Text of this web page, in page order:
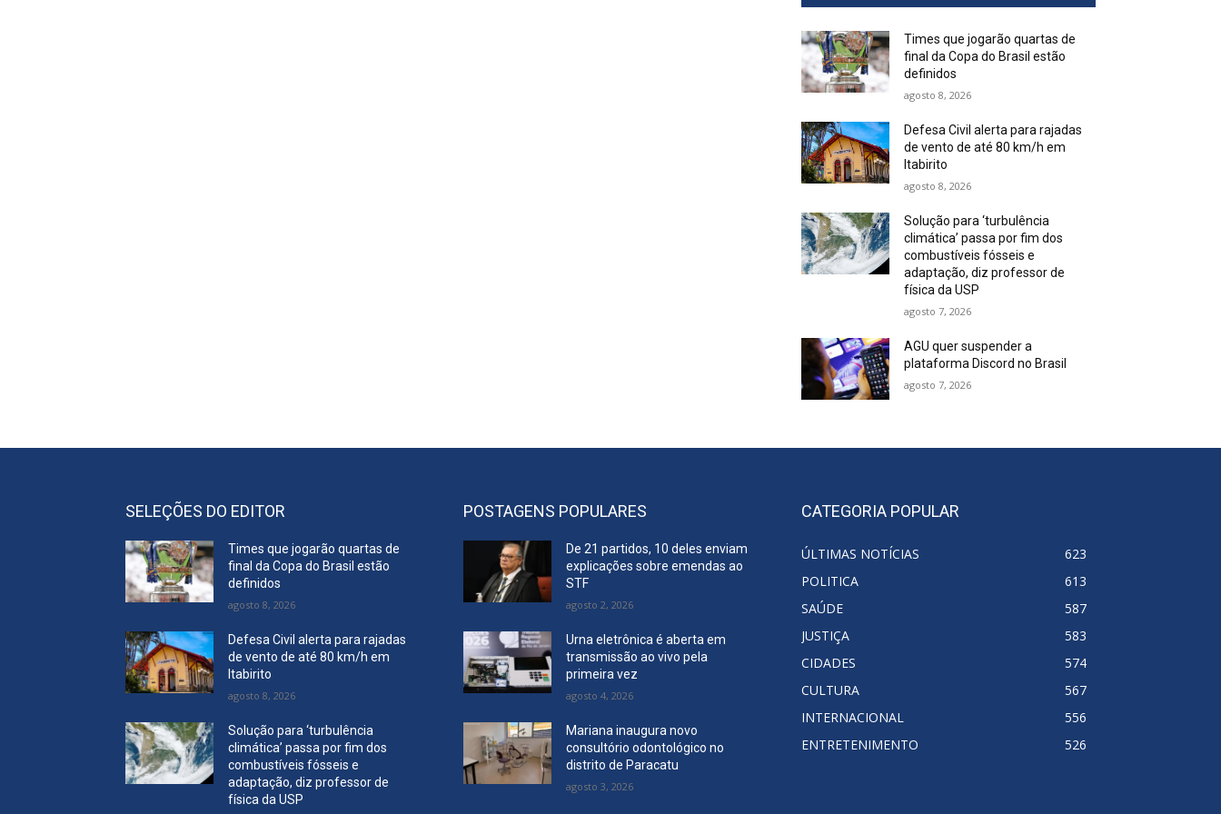
Times que jogarão quartas de
final da Copa do Brasil estão
definidos
agosto 8, 2026
Defesa Civil alerta para rajadas
de vento de até 80 km/h em
Itabirito
agosto 8, 2026
Solução para ‘turbulência
climática’ passa por fim dos
combustíveis fósseis e
adaptação, diz professor de
física da USP
agosto 7, 2026
AGU quer suspender a
plataforma Discord no Brasil
agosto 7, 2026
SELEÇÕES DO EDITOR
Times que jogarão quartas de
final da Copa do Brasil estão
definidos
agosto 8, 2026
Defesa Civil alerta para rajadas
de vento de até 80 km/h em
Itabirito
agosto 8, 2026
Solução para ‘turbulência
climática’ passa por fim dos
combustíveis fósseis e
adaptação, diz professor de
física da USP
POSTAGENS POPULARES
De 21 partidos, 10 deles enviam
explicações sobre emendas ao
STF
agosto 2, 2026
Urna eletrônica é aberta em
transmissão ao vivo pela
primeira vez
agosto 4, 2026
Mariana inaugura novo
consultório odontológico no
distrito de Paracatu
agosto 3, 2026
CATEGORIA POPULAR
ÚLTIMAS NOTÍCIAS
623
POLITICA
613
SAÚDE
587
JUSTIÇA
583
CIDADES
574
CULTURA
567
INTERNACIONAL
556
ENTRETENIMENTO
526